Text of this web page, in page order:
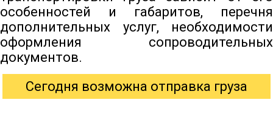
особенностей и габаритов, перечня
дополнительных услуг, необходимости
оформления сопроводительных
документов.
Сегодня возможна отправка груза